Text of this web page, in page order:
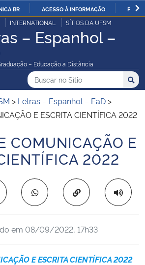
IR
PARA
CONTEÚDO
BR ACESSO À INFORMAÇÃO
Pública
INTERNATIONAL SÍTIOS DA UFSM
– Espanhol –
– Educação a Distância
do Sítio
Busca
Buscar no no Sítio
Busca:
> Letras – Espanhol – EaD >
E ESCRITA CIENTÍFICA 2022
COMUNICAÇÃO E
2022
Copiar para área
em 08/09/2022, 17h33
E ESCRITA CIENTÍFICA 2022